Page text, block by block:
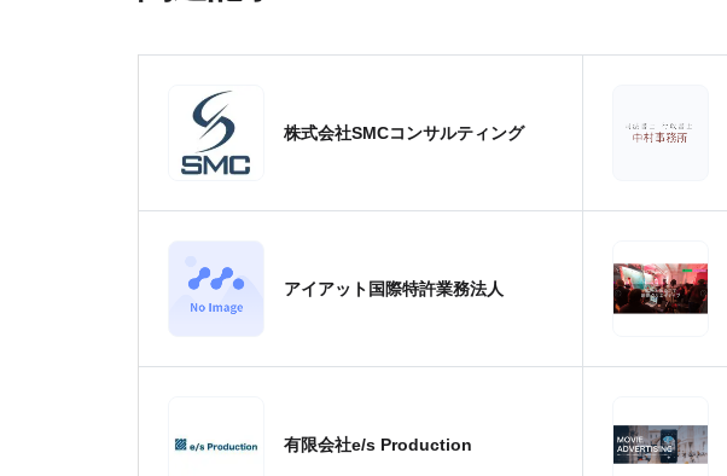
株式会社SMCコンサルティング
アイアット国際特許業務法人
有限会社e/s Production